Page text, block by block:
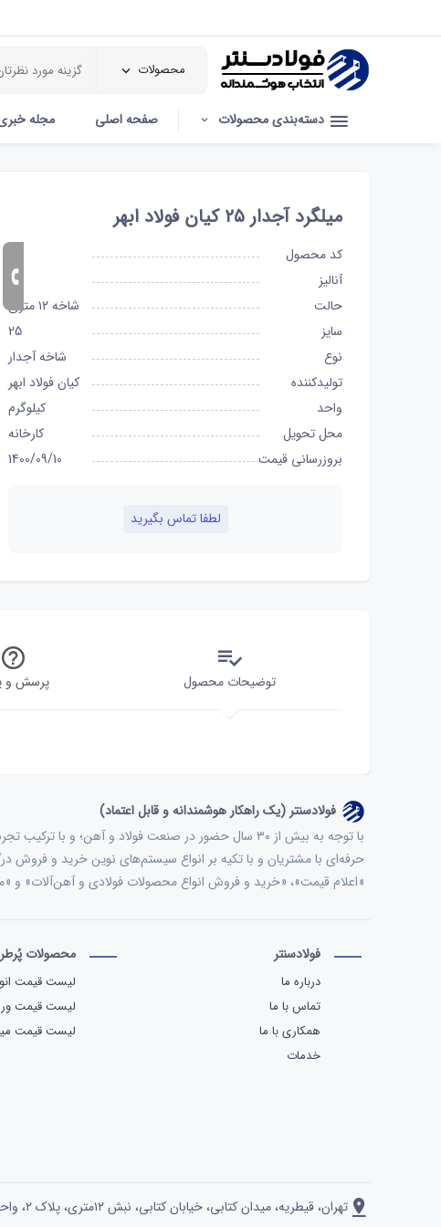
محصولات
دسته‌بندی محصولات صفحه اصلی مجله
میلگرد آجدار ۲۵ کیان فولاد ابهر
کد محصول
آنالیز
A3
حالت
شاخه ۱۲ متری
سایز
25
نوع
شاخه آجدار
تولیدکننده
کیان فولاد ابهر
واحد
کیلوگرم
محل تحویل
کارخانه
بروزرسانی قیمت
1400/09/10
لطفا تماس بگیرید
توضیحات محصول پرسش و
فولادسنتر (یک راهکار هوشمندانه و قابل اعتماد)
با توجه به بیش از ۳۰ سال حضور در صنعت فولاد و آهن؛ و
حرفه‌ای با مشتریان و با تکیه بر انواع سیستم‌های نوین خرید و فروش
«اعلام قیمت»، «خرید و فروش انواع محصولات فولادی و آهن‌آلات»
فولادسنتر
درباره ما
تماس با ما
همکاری با ما
خدمات
محصولات
لیست قیمت
لیست قیمت
لیست قیمت
تهران، قیطریه، میدان کتابی، خیابان کتابی، نبش ۱۲متری، پلاک ۲، واحد ۱۴